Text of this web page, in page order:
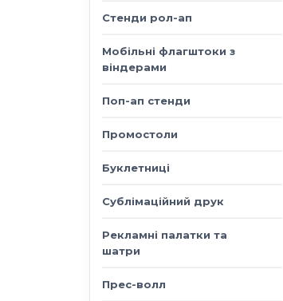
Стенди рол-ап
Мобільні флагштоки з
віндерами
Поп-ап стенди
Промостоли
Буклетниці
Сублімаційний друк
Рекламні палатки та
шатри
Прес-волл